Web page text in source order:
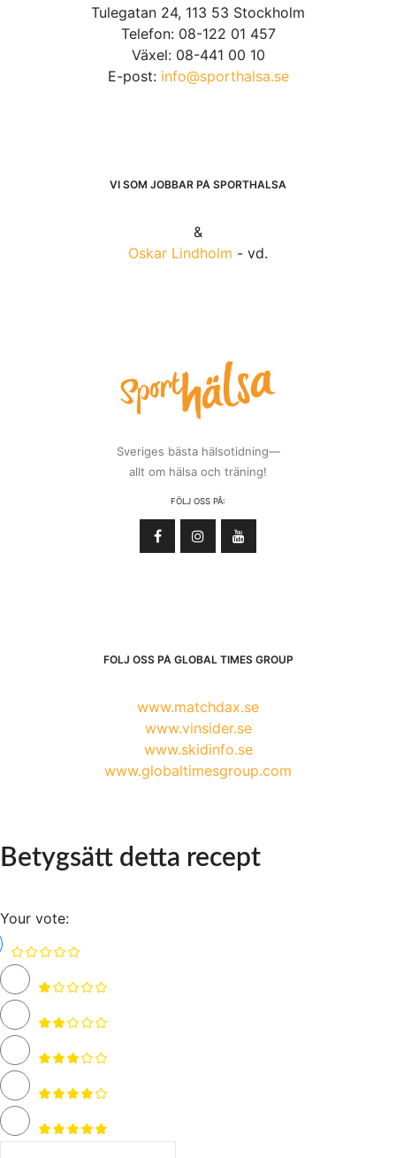
Tulegatan 24, 113 53 Stockholm
Telefon: 08-122 01 457
Växel: 08-441 00 10
E-post: info@sporthalsa.se
VI SOM JOBBAR PÅ SPORTHÄLSA
&
Oskar Lindholm - vd.
Sveriges bästa hälsotidning—
allt om hälsa och träning!
FÖLJ OSS PÅ:
FÖLJ OSS PÅ GLOBAL TIMES GROUP
www.matchdax.se
www.vinsider.se
www.skidinfo.se
www.globaltimesgroup.com
Betygsätt detta recept
Your vote: